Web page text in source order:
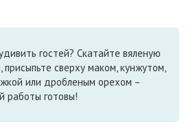
гостей? Скатайте вяленую
сверху маком, кунжутом,
или дробленым орехом –
работы готовы!